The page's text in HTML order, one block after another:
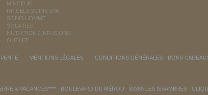
MINCEUR
RITUELS SOINS SPA
SOINS HOMME
SOLAIRES
NUTRITION / INFUSIONS
OUTLET
MENTIONS LÉGALES CONDITIONS GÉNÉRALES - BONS
& VACANCES**** - BOULEVARD DU MÉROU - 83380 LES ISSAMBRES -